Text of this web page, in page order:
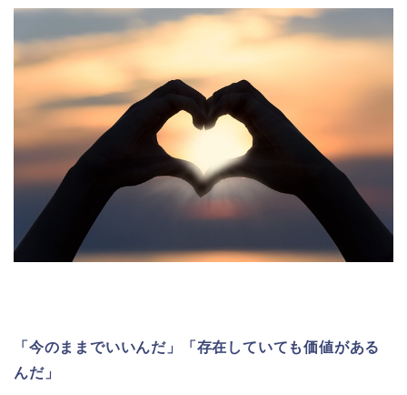
「今のままでいいんだ」
「存在していても価値がある
んだ」